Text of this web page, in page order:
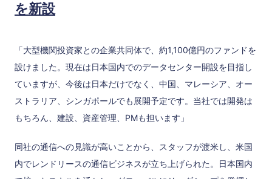
を新設
「大型機関投資家との企業共同体で、約1,100億円のファンドを
設けました。現在は日本国内でのデータセンター開設を目指し
ていますが、今後は日本だけでなく、中国、マレーシア、オー
ストラリア、シンガポールでも展開予定です。当社では開発は
もちろん、建設、資産管理、PMも担います」
同社の通信への見識が高いことから、スタッフが渡米し、米国
内でレンドリースの通信ビジネスが立ち上げられた。日本国内